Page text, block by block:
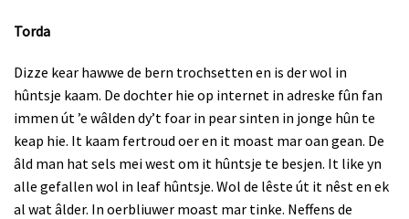
Torda
Dizze kear hawwe de bern trochsetten en is der wol in
hûntsje kaam. De dochter hie op internet in adreske fûn fan
immen út ’e wâlden dy’t foar in pear sinten in jonge hûn te
keap hie. It kaam fertroud oer en it moast mar oan gean. De
âld man hat sels mei west om it hûntsje te besjen. It like yn
alle gefallen wol in leaf hûntsje. Wol de lêste út it nêst en ek
al wat âlder. In oerbliuwer moast mar tinke. Neffens de